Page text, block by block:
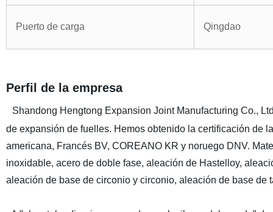
Puerto de carga Qingdao
Perfil de la empresa
Shandong Hengtong Expansion Joint Manufacturing Co.,
de expansión de fuelles. Hemos obtenido la certificación de
americana, Francés BV, COREANO KR y noruego DNV.
inoxidable, acero de doble fase, aleación de Hastelloy,
aleación de base de circonio y circonio, aleación de base